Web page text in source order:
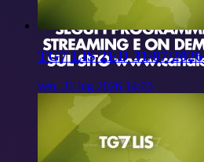
TG7 LIS 2ED 31/07/2026
ven, 31 lug 2026 14:05